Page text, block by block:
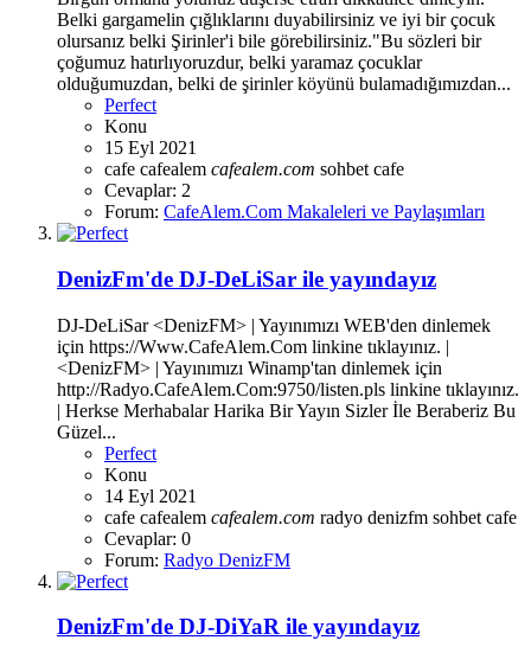
Belki gargamelin çığlıklarını duyabilirsiniz ve iyi bir çocuk
olursanız belki Şirinler'i bile görebilirsiniz."​ Bu sözleri bir
çoğumuz hatırlıyoruzdur, belki yaramaz çocuklar
olduğumuzdan, belki de şirinler köyünü bulamadığımızdan...
Perfect
Konu
15 Eyl 2021
cafe cafealem cafealem.com sohbet cafe
Cevaplar: 2
Forum: CafeAlem.Com Makaleleri ve Paylaşımları
DenizFm'de DJ-DeLiSar ile yayındayız
DJ-DeLiSar <DenizFM> | Yayınımızı WEB'den dinlemek
için https://Www.CafeAlem.Com linkine tıklayınız. |
<DenizFM> | Yayınımızı Winamp'tan dinlemek için
http://Radyo.CafeAlem.Com:9750/listen.pls linkine tıklayınız.
| Herkse Merhabalar Harika Bir Yayın Sizler İle Beraberiz Bu
Güzel...
Perfect
Konu
14 Eyl 2021
cafe cafealem cafealem.com radyo denizfm sohbet cafe
Cevaplar: 0
Forum: Radyo DenizFM
DenizFm'de DJ-DiYaR ile yayındayız